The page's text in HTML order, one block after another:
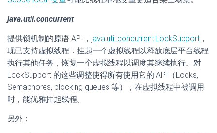
java.util.concurrent
提供锁机制的原语 API， java.util.concurrent.LockSupport ，
现已支持虚拟线程：挂起一个虚拟线程以释放底层平台线程
执行其他任务，恢复一个虚拟线程以调度其继续执行。对
LockSupport 的这些调整使得所有使用它的 API（Locks,
Semaphores, blocking queues 等），在虚拟线程中被调用
时，能优雅挂起线程。
另外：